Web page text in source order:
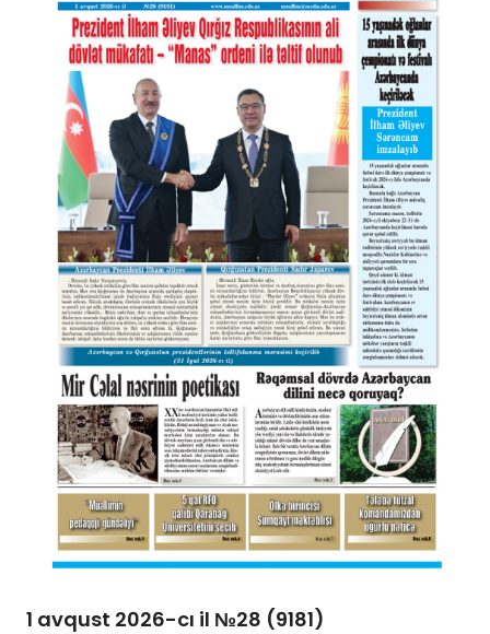
1 avqust 2026-cı il №28 (9181)